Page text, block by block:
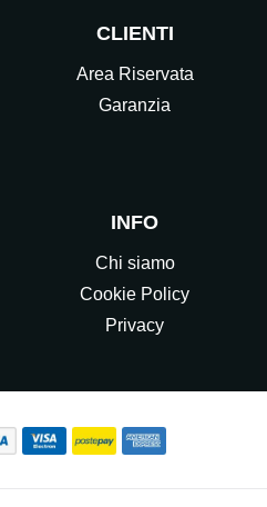
CLIENTI
Area Riservata
Garanzia
INFO
Chi siamo
Cookie Policy
Privacy